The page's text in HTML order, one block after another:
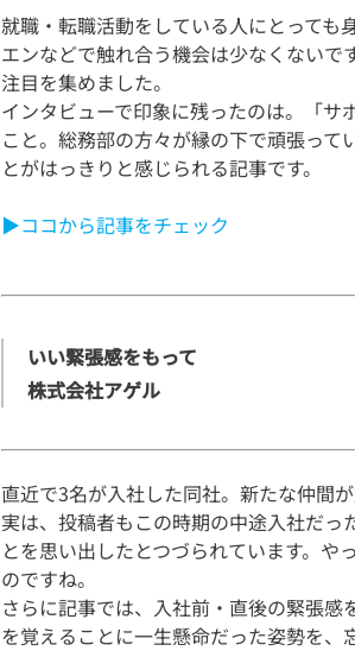
就職・転職活動をしている人にとっても
エンなどで触れ合う機会は少なくない
注目を集めました。
インタビューで印象に残ったのは。「
こと。総務部の方々が縁の下で頑張っ
▶ココから記事をチェック
いい緊張感をもって
株式会社アゲル
直近で3名が入社した同社。新たな仲間
実は、投稿者もこの時期の中途入社だっ
とを思い出したとつづられています。
のですね。
さらに記事では、入社前・直後の緊張
を覚えることに一生懸命だった姿勢を